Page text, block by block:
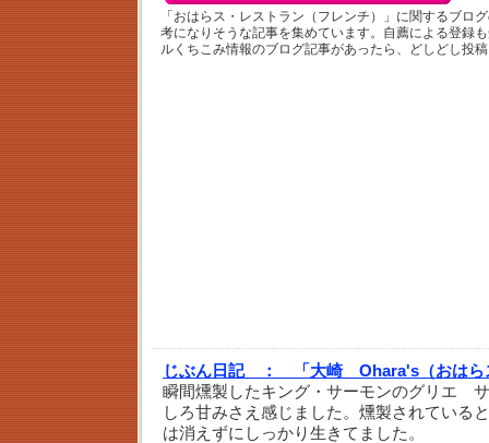
「おはらス・レストラン（フレンチ）」に関するブロ
考になりそうな記事を集めています。自薦による登録
ルくちこみ情報のブログ記事があったら、どしどし投
じぶん日記 ：
「大崎 Ohara's（おは
瞬間燻製したキング・サーモンのグリエ
しろ甘みさえ感じました。燻製されている
は消えずにしっかり生きてました。